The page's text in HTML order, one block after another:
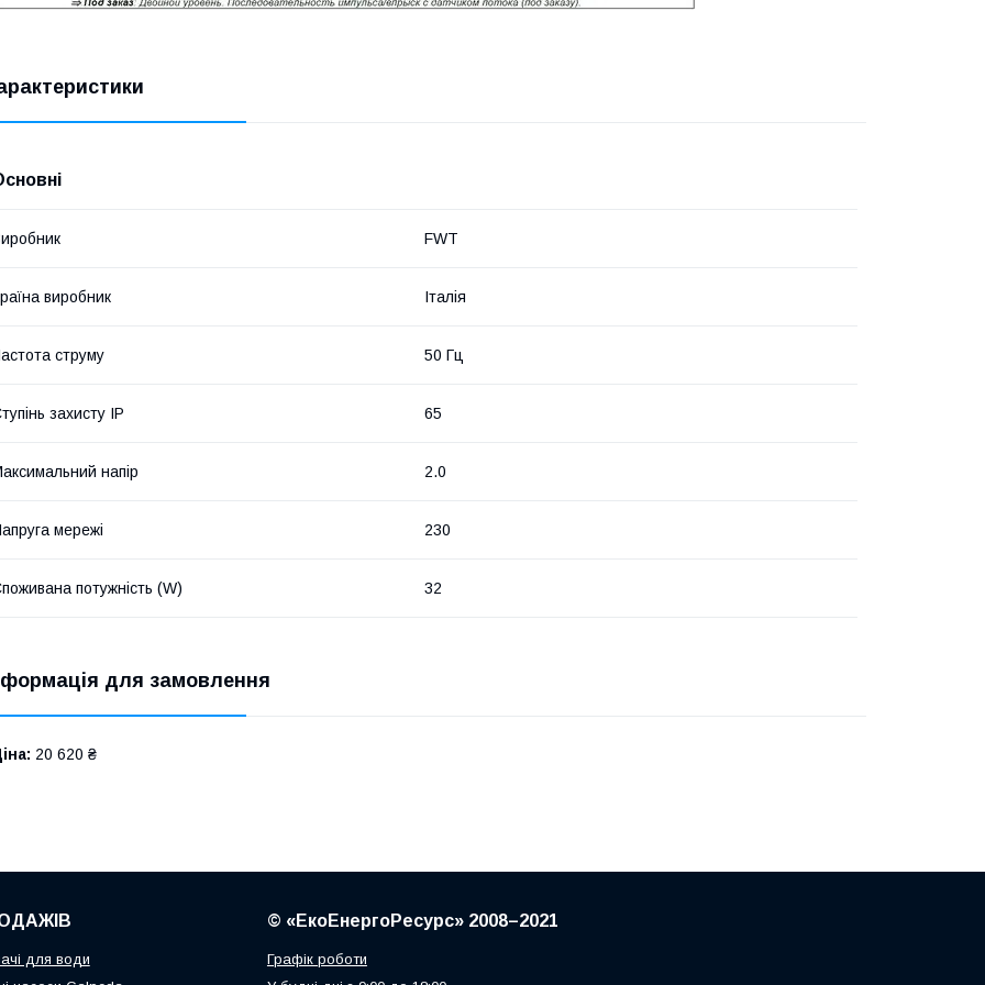
FWT
виробник Італія
струму 50 Гц
захисту IP 65
напір 2.0
мережі 230
потужність (W) 32
для замовлення
20 620 ₴
для води
© «ЕкоЕнергоРесурс» 2008–2021
Графік роботи